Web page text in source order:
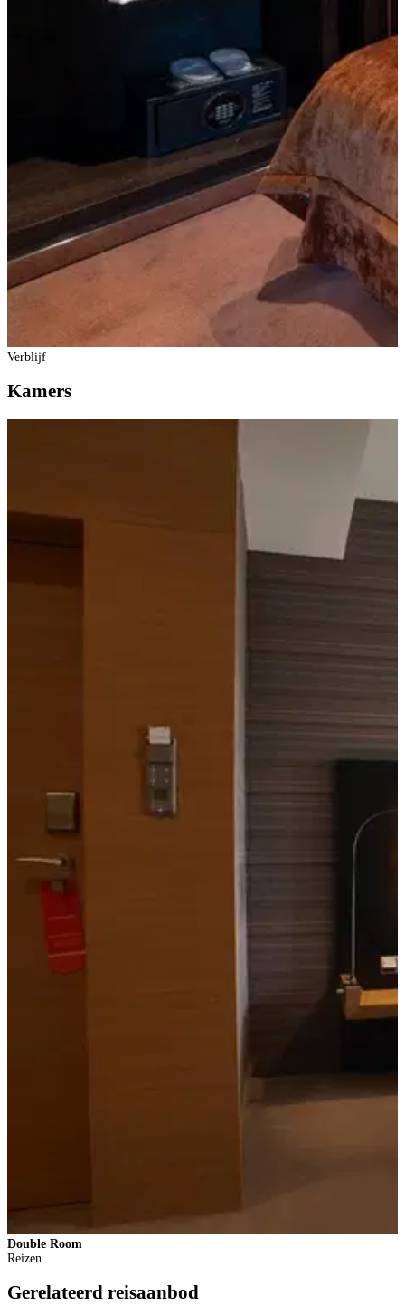
Verblijf
Kamers
Double Room
Reizen
Gerelateerd reisaanbod